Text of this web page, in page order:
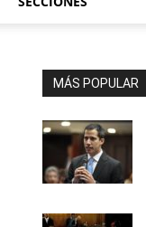
MÁS POPULAR